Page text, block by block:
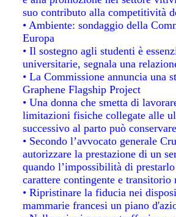
suo contributo alla competitività
• Ambiente: sondaggio della
Europa
• Il sostegno agli studenti è
universitarie, segnala una
• La Commissione annuncia una
Graphene Flagship Project
• Una donna che smetta di
limitazioni fisiche collegate alle
successivo al parto può
• Secondo l’avvocato generale
autorizzare la prestazione di un
quando l’impossibilità di
carattere contingente e
• Ripristinare la fiducia nei
mammarie francesi un piano